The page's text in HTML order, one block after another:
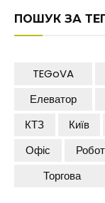
ПОШУК ЗА
TEGoVA
Елеватор
КТЗ
Київ
Офіс
Торгова